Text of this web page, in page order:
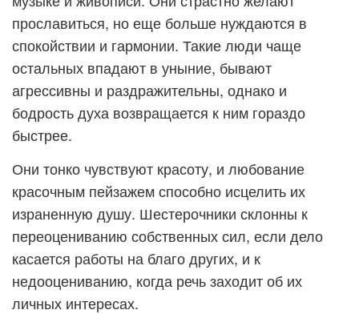
прославиться, но еще больше нуждаются в
спокойствии и гармонии. Такие люди чаще
остальных впадают в уныние, бывают
агрессивны и раздражительны, однако и
бодрость духа возвращается к ним гораздо
быстрее.
Они тонко чувствуют красоту, и любование
красочным пейзажем способно исцелить их
израненную душу. Шестерочники склонны к
переоцениванию собственных сил, если дело
касается работы на благо других, и к
недооцениванию, когда речь заходит об их
личных интересах.